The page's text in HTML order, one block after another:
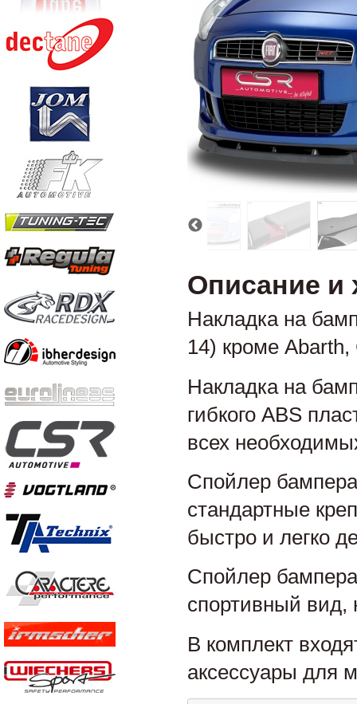
Описание и
Накладка на
14) кроме
Накладка на
гибкого ABS
всех
Спойлер бампера
стандартные
быстро и легко
Спойлер
спортивный вид,
В комплект
аксессуары для